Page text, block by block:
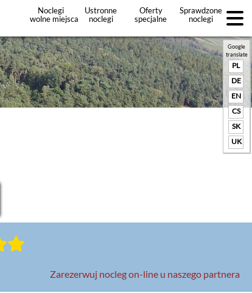
Noclegi
wolne miejsca
Ustronne
noclegi
Oferty
specjalne
Sprawdzone
noclegi
+Dodaj
ofertę
Google
translate
PL
DE
EN
CS
SK
UK
Zarezerwuj nocleg on-line u naszego partnera